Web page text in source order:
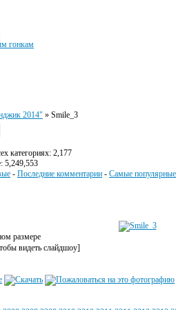
гонкам
2014" » Smile_3
категориях: 2,177
5,249,553
- Последние комментарии - Самые популярные
видеть слайдшоу]